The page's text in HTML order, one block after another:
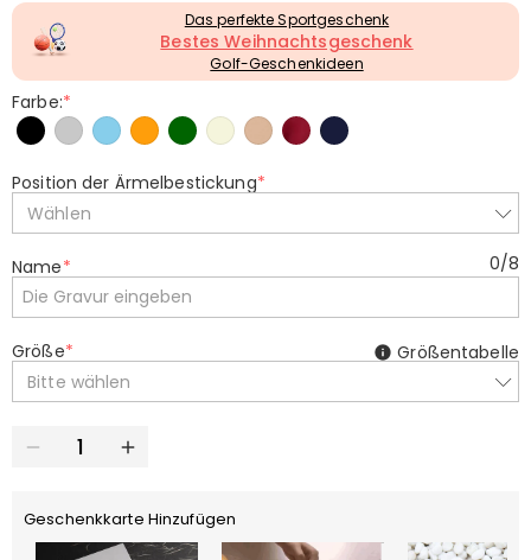
Das perfekte Sportgeschenk
Bestes Weihnachtsgeschenk
Golf-Geschenkideen
Farbe:*
Position der Ärmelbestickung*
Wählen
Name* 0/8
Größe*
Bitte wählen
Größentabelle
Geschenkkarte Hinzufügen